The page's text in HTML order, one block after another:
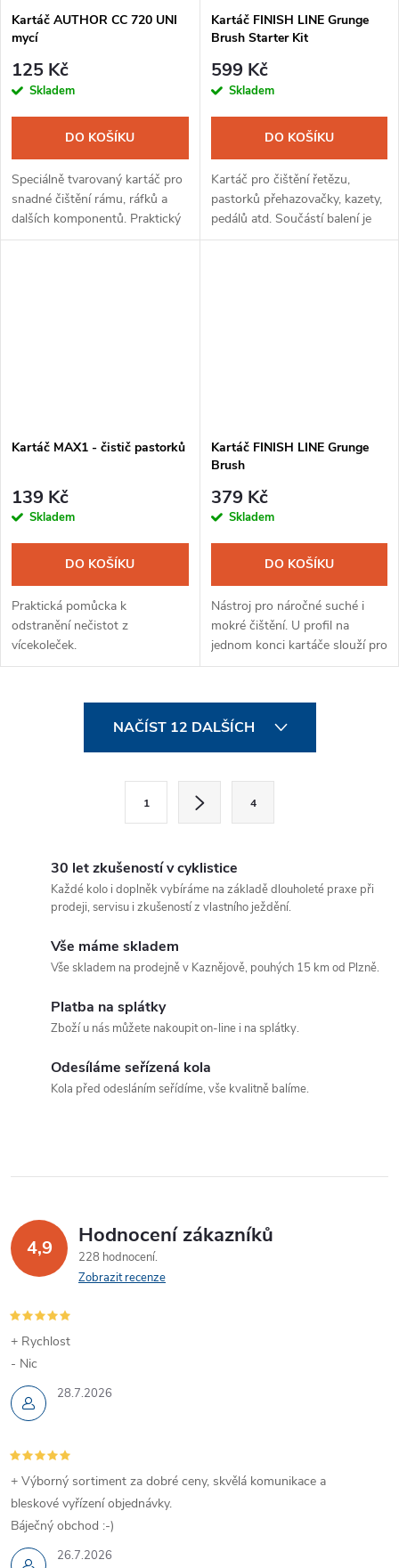
Kartáč AUTHOR CC 720 UNI
mycí
125 Kč
Skladem
DO KOŠÍKU
Speciálně tvarovaný kartáč pro
snadné čištění rámu, ráfků a
dalších komponentů. Praktický
pomocník s prodlouženou
Kartáč FINISH LINE Grunge
Brush Starter Kit
599 Kč
Skladem
DO KOŠÍKU
Kartáč pro čištění řetězu,
pastorků přehazovačky, kazety,
pedálů atd. Součástí balení je
odmašťovač a teflonové
Kartáč MAX1 - čistič pastorků
139 Kč
Skladem
DO KOŠÍKU
Praktická pomůcka k
odstranění nečistot z
vícekoleček.
Kartáč FINISH LINE Grunge
Brush
379 Kč
Skladem
DO KOŠÍKU
Nástroj pro náročné suché i
mokré čištění. U profil na
jednom konci kartáče slouží pro
drhnutí řetězu a dlouhé
údržbu pastorků, pedálů,...
v
ý
p
s
u
NAČÍST 12 DALŠÍCH
1 4
30 let zkušeností v cyklistice
Každé kolo i doplněk vybíráme na základě dlouholeté praxe při
prodeji, servisu i zkušeností z vlastního ježdění.
Vše máme skladem
Vše skladem na prodejně v Kaznějově, pouhých 15 km od Plzně.
Platba na splátky
Zboží u nás můžete nakoupit on-line i na splátky.
Odesíláme seřízená kola
Kola před odesláním seřídíme, vše kvalitně balíme.
4,9 Hodnocení zákazníků
228 hodnocení
Zobrazit recenze
28.7.2026
+ Rychlost
- Nic
26.7.2026
+ Výborný sortiment za dobré ceny, skvělá komunikace a
bleskové vyřízení objednávky.
Báječný obchod :-)